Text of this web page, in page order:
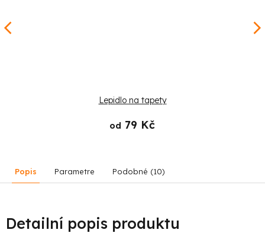
Lepidlo na tapety
od 79 Kč
Popis Parametre Podobné (10)
Detailní popis produktu